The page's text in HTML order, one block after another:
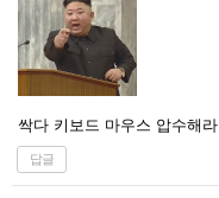
싹다 키보드 마우스 압수해라
답글